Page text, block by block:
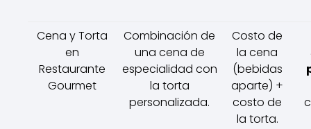
Cena y Torta
en
Restaurante
Gourmet
Combinación de
una cena de
especialidad con
la torta
personalizada.
Costo de
la cena
(bebidas
aparte) +
costo de
la torta.